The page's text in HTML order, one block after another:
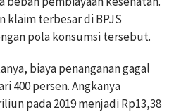
klaim terbesar di BPJS
pola konsumsi tersebut.
biaya penanganan gagal
400 persen. Angkanya
pada 2019 menjadi Rp13,38